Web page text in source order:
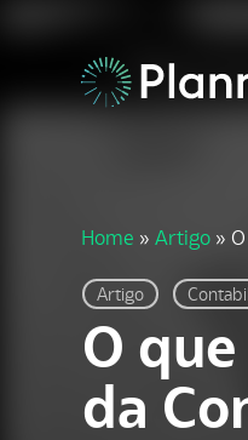
Home » Artigo »
Artigo
O
da